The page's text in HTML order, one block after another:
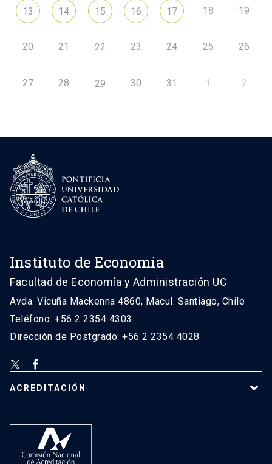
13 14 15 16 17 18 19
20 21 22 23 24 25 26
27 28 29 30 31 1 2
Instituto de Economía
Facultad de Economía y Administración UC
Avda. Vicuña Mackenna 4860, Macul. Santiago, Chile
Teléfono: +56 2 2354 4303
Dirección de Postgrado: +56 2 2354 4028
ACREDITACIÓN